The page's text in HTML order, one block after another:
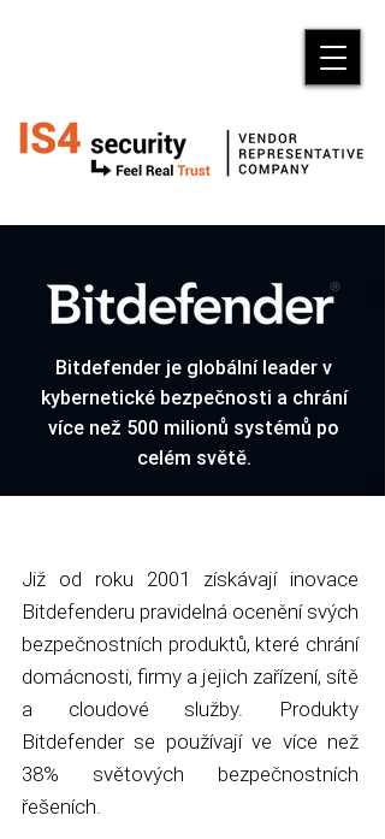
Bitdefender je globální leader v
kybernetické bezpečnosti a chrání
více než 500 milionů systémů po
celém světě.
Již od roku 2001 získávají inovace
Bitdefenderu pravidelná ocenění svých
bezpečnostních produktů, které chrání
domácnosti, firmy a jejich zařízení, sítě
a cloudové služby. Produkty
Bitdefender se používají ve více než
38% světových bezpečnostních
řešeních.